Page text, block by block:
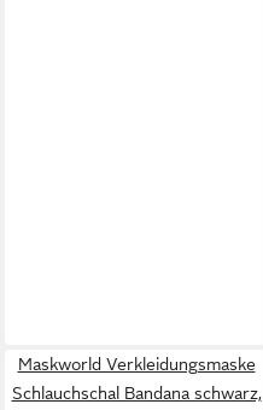
Maskworld Verkleidungsmaske
Schlauchschal Bandana schwarz,